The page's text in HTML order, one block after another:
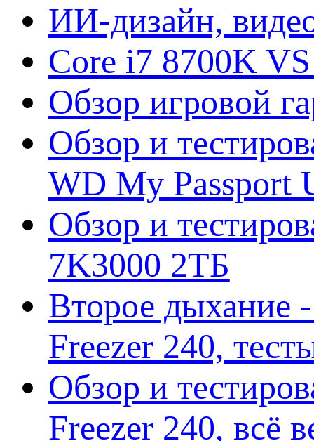
ИИ-дизайн,
Core i7 8700K
Обзор игровой
Обзор и
WD My Passport
Обзор и
7K3000 2ТБ
Второе дыхание
Freezer 240,
Обзор и
Freezer 240, всё